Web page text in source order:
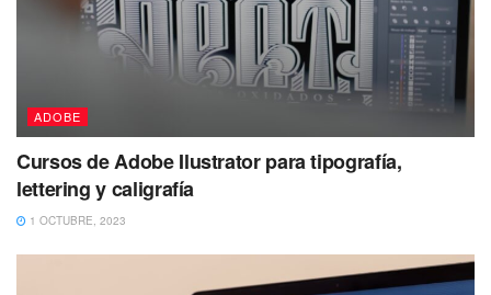
ADOBE
Cursos de Adobe Ilustrator para tipografía,
lettering y caligrafía
1 OCTUBRE, 2023